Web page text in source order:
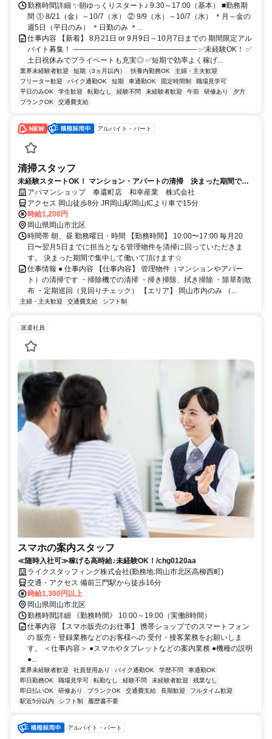
勤務時間詳細 ✨朝ゆっくりスタート♪ 9:30～17:00（基本） ■勤務期
間 ① 8/21（金）～10/7（水） ② 9/9（水）～10/7（水） ＊月～金の
週5日（平日のみ） ＊日勤のみ ＊...
仕事内容 【新着】 8月21日 or 9月9日～10月7日までの 期間限定アル
バイト募集！ ――――――――――――――――― ✅未経験OK！ ✅
土日祝休みでプライベートも充実◎ ✅短期で効率よく稼げ...
業界未経験者歓迎 短期（3ヵ月以内） 扶養内勤務OK
主婦・主夫歓迎
フリーター歓迎
バイク通勤OK 短期 車通勤OK 固定時間制
職場見学可
平日のみOK
学生歓迎 転勤なし 経験不問 未経験者歓迎 午前 研修あり
夕方
ブランクOK
交通費支給
アルバイト・パート
清掃スタッフ
未経験スタートOK！ マンション・アパートの清掃 決まった期間で集
中して働いていただけます☆
アパマンショップ 奉還町店 和幸産業 株式会社
アクセス 岡山徒歩8分 JR岡山駅岡山ICより車で15分
時給1,200円
岡山県岡山市北区
時間帯 朝、昼 勤務曜日・時間 【勤務時間】 10:00〜17:00 毎月20
日〜翌月5日までに担当となる管理物件を清掃に回っていただきま
す。 決まった期間で集中して働いて頂けます☆
仕事情報 ● 仕事内容 【仕事内容】 管理物件（マンションやアパー
ト）の清掃です ・掃除機での清掃 ・掃き掃除、拭き掃除 ・除草剤散
布 ・定期巡回（見回りチェック） 【エリア】 岡山市内のみ （...
主婦・主夫歓迎 交通費支給 シフト制
派遣社員
スマホの案内スタッフ
≪随時入社可≫稼げる高時給♪未経験OK！/chg0120aa
ライクスタッフィング株式会社(勤務地:岡山市北区高柳西町)
交通・アクセス 備前三門駅から徒歩16分
時給1,300円以上
岡山県岡山市北区
勤務時間詳細 《勤務時間》 10:00～19:00（実働8時間）
仕事内容 【スマホ販売のお仕事】 携帯ショップでのスマートフォン
の 販売・登録業務などのお客様への 受付・接客業務をお願いしま
す。 ＜仕事内容＞ ●スマホやタブレットなどの案内業務 ●機種の説明
●...
業界未経験者歓迎 社員登用あり バイク通勤OK 学歴不問
車通勤OK
即日勤務OK
職場見学可 転勤なし 経験不問 未経験者歓迎
残業なし
即日払いOK
研修あり ブランクOK 交通費支給 長期歓迎
フルタイム歓迎
駅近5分以内
シフト制 履歴書不要
アルバイト・パート